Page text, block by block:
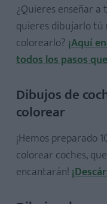
¿Quieres enseñar
quieres dibujarlo tú
colorearlo? ¡Aquí
todos los pasos
Dibujos de
colorear
¡Hemos preparado
colorear coches,
encantarán!